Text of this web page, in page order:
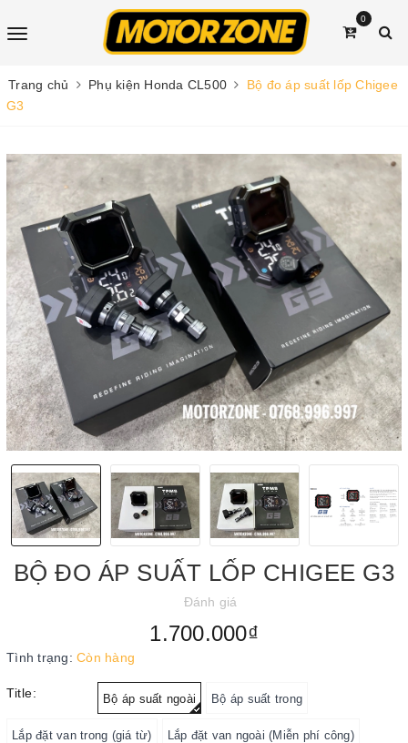
0
Trang chủ Phụ kiện Honda CL500
Bộ đo áp suất lốp Chigee
G3
BỘ ĐO ÁP SUẤT LỐP CHIGEE G3
Đánh giá
1.700.000₫
Tình trạng: Còn hàng
Title: Bộ áp suất ngoài Bộ áp suất trong
Lắp đặt van trong (giá từ) Lắp đặt van ngoài (Miễn phí công)